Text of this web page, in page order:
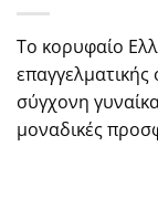
Το κορυφαίο
επαγγελματικής
σύγχονη
μοναδικές